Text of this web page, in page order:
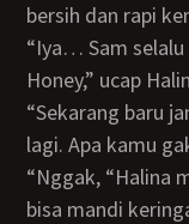
bersih dan rapi
“Iya… Sam selalu tahu apa yang kuinginkan. Thanks
Honey,” ucap
“Sekarang baru jam duabelas. Meetingku delapan jam
lagi. Apa kamu
“Nggak, “Halina menggeleng, “Jalan-jalan di Jakarta
bisa mandi